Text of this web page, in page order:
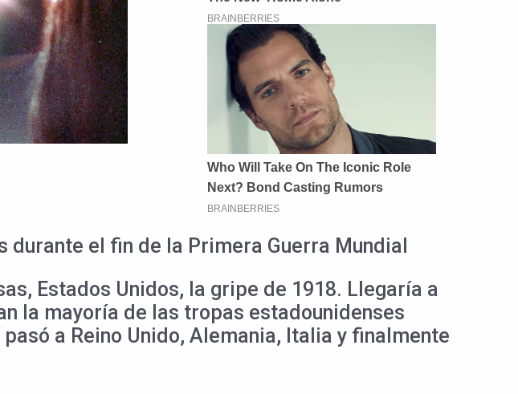
el fin de la Primera Guerra Mundial
Estados Unidos, la gripe de 1918. Llegaría a
la mayoría de las tropas estadounidenses
a Reino Unido, Alemania, Italia y finalmente